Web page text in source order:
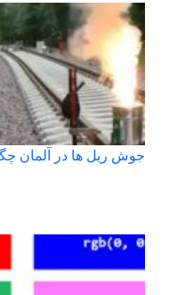
جوش ریل ها در آلمان